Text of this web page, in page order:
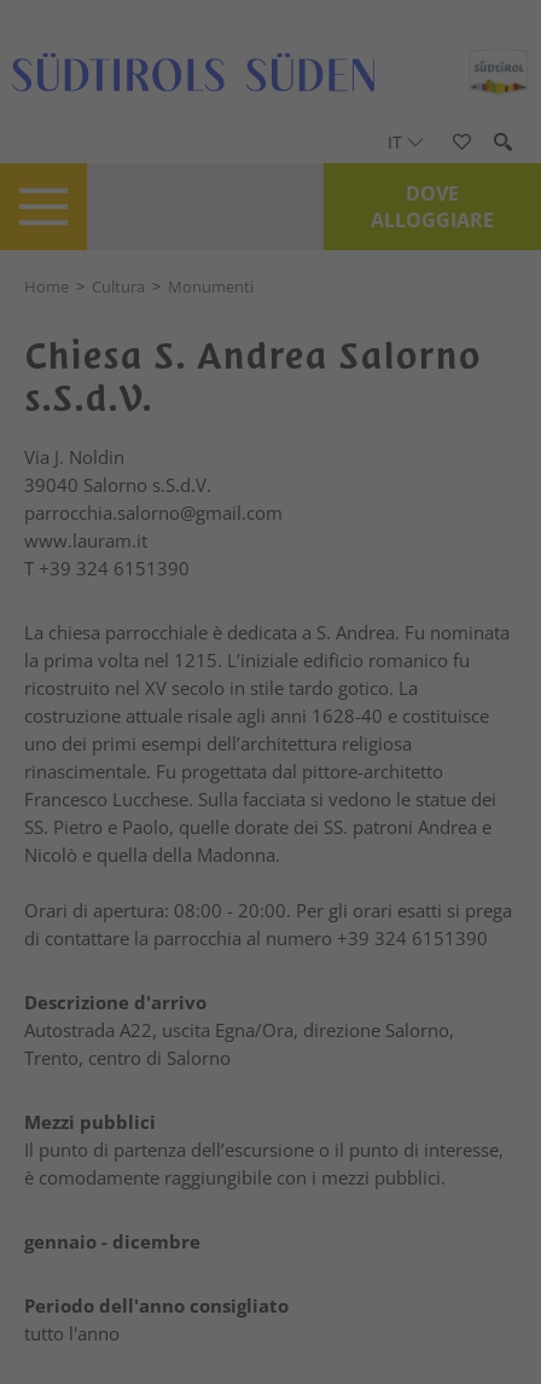
IT
DOVE
ALLOGGIARE
Home > Cultura > Monumenti
Chiesa S. Andrea Salorno
s.S.d.V.
Via J. Noldin
39040 Salorno s.S.d.V.
parrocchia.salorno@gmail.com
www.lauram.it
T +39 324 6151390
La chiesa parrocchiale è dedicata a S. Andrea. Fu nominata
la prima volta nel 1215. L’iniziale edificio romanico fu
ricostruito nel XV secolo in stile tardo gotico. La
costruzione attuale risale agli anni 1628-40 e costituisce
uno dei primi esempi dell’architettura religiosa
rinascimentale. Fu progettata dal pittore-architetto
Francesco Lucchese. Sulla facciata si vedono le statue dei
SS. Pietro e Paolo, quelle dorate dei SS. patroni Andrea e
Nicolò e quella della Madonna.
Orari di apertura: 08:00 - 20:00. Per gli orari esatti si prega
di contattare la parrocchia al numero +39 324 6151390
Descrizione d'arrivo
Autostrada A22, uscita Egna/Ora, direzione Salorno,
Trento, centro di Salorno
Mezzi pubblici
Il punto di partenza dell’escursione o il punto di interesse,
è comodamente raggiungibile con i mezzi pubblici.
gennaio - dicembre
Periodo dell'anno consigliato
tutto l'anno